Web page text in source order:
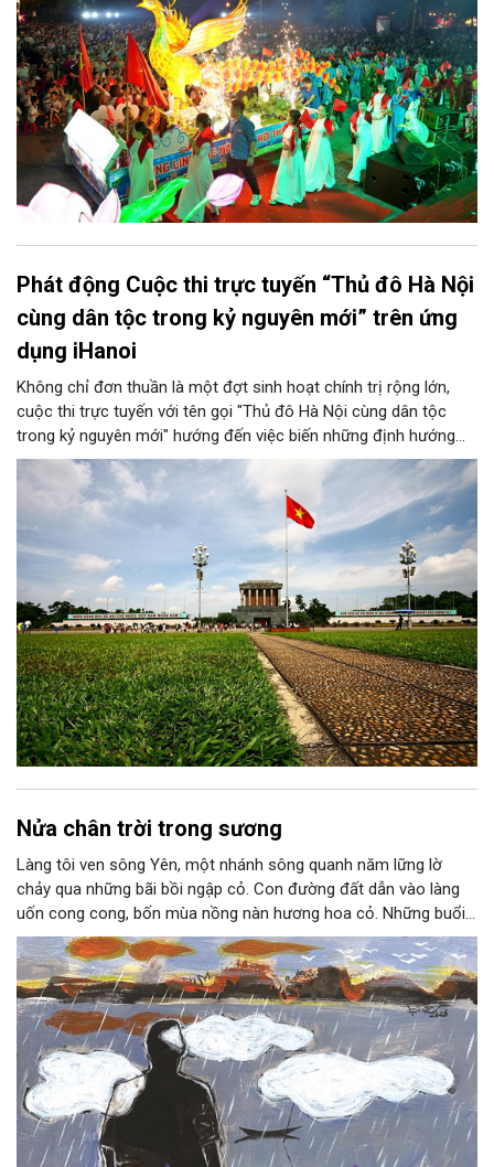
Phát động Cuộc thi trực tuyến “Thủ đô Hà Nội
cùng dân tộc trong kỷ nguyên mới” trên ứng
dụng iHanoi
Không chỉ đơn thuần là một đợt sinh hoạt chính trị rộng lớn,
cuộc thi trực tuyến với tên gọi "Thủ đô Hà Nội cùng dân tộc
trong kỷ nguyên mới" hướng đến việc biến những định hướng
chiến lược trong Nghị quyết số 02-NQ/TW của Bộ Chính trị
thành niềm tin, thành nhận thức chung của mỗi người dân.
Nửa chân trời trong sương
Làng tôi ven sông Yên, một nhánh sông quanh năm lững lờ
chảy qua những bãi bồi ngập cỏ. Con đường đất dẫn vào làng
uốn cong cong, bốn mùa nồng nàn hương hoa cỏ. Những buổi
hoàng hôn, khi nắng đã dịu xuống phía cuối sông, đám hoa tím
lại thẫm màu như có ai vừa rắc lên một lớp khói.